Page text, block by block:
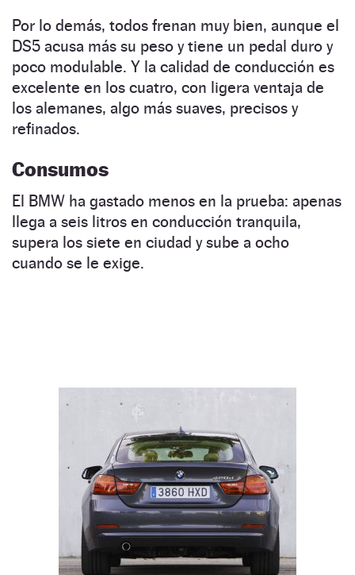
Por lo demás, todos frenan muy bien, aunque el
DS5 acusa más su peso y tiene un pedal duro y
poco modulable. Y la calidad de conducción es
excelente en los cuatro, con ligera ventaja de
los alemanes, algo más suaves, precisos y
refinados.
Consumos
El BMW ha gastado menos en la prueba: apenas
llega a seis litros en conducción tranquila,
supera los siete en ciudad y sube a ocho
cuando se le exige.